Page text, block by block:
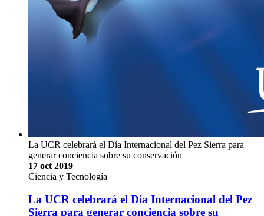
La UCR celebrará el Día Internacional del Pez Sierra para
generar conciencia sobre su conservación
17 oct 2019
Ciencia y Tecnología
La UCR celebrará el Día Internacional del Pez
Sierra para generar conciencia sobre su